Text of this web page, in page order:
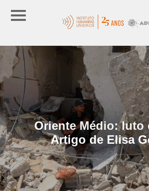
Oriente Médio: luto
Artigo de Elisa